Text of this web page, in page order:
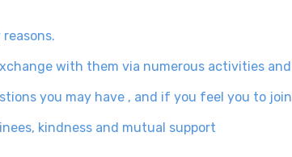
with them via numerous activities and
you may have , and if you feel you to join
kindness and mutual support